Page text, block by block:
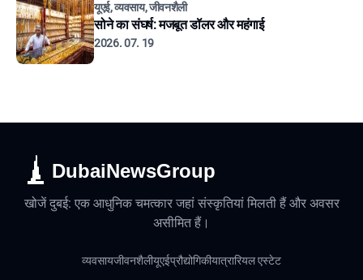
यूएई, व्यवसाय, जीवनशैली
सोने का संघर्ष: मजबूत डॉलर और महंगाई
2026. 07. 19
DubaiNewsGroup
खोजें दुबई: एक आधुनिक चमत्कार जहां संस्कृतियां मिलती हैं और अवसर
असीमित हैं।
व्यवसायजीवनशैलीयूएईप्रौद्योगिकीयात्रारियल एस्टेट